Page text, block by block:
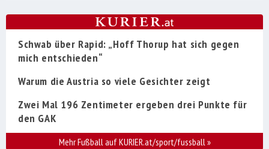
Schwab über Rapid: „Hoff Thorup hat sich gegen
mich entschieden“
Warum die Austria so viele Gesichter zeigt
Zwei Mal 196 Zentimeter ergeben drei Punkte für
den GAK
Mehr Fußball auf KURIER.at/sport/fussball»